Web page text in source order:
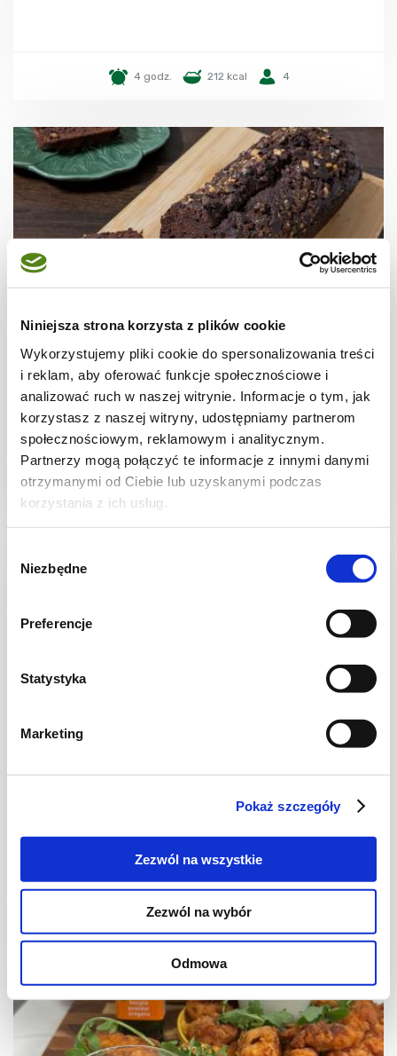
Niniejsza strona korzysta z plików cookie
Wykorzystujemy pliki cookie do spersonalizowania treści
i reklam, aby oferować funkcje społecznościowe i
analizować ruch w naszej witrynie. Informacje o tym, jak
korzystasz z naszej witryny, udostępniamy partnerom
społecznościowym, reklamowym i analitycznym.
Partnerzy mogą połączyć te informacje z innymi danymi
otrzymanymi od Ciebie lub uzyskanymi podczas
korzystania z ich usług.
zgody
Niezbędne
Preferencje
Statystyka
Marketing
Pokaż szczegóły
Zezwól na wszystkie
Zezwól na wybór
Odmowa
4 godz. 212 kcal 4
CIASTA I TORTY
Ciasto bananowo-czekoladowe
1 godz. 3659 kcal 8
WIDEO
Ciabatta z burratą i pieczonymi
pomidorkami
430 kcal